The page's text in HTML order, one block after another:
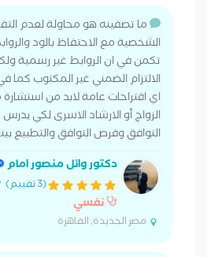
ما تصفينه هو محاولة لعدم
الشخصية مع الاحتفاظ بالود
تكمن في ان الروابط غير رسمية
الالتزام الضمني غير المكتوب
اي اقتراحات عامة لابد من
الزواج أو الارشاد الاسرى لكي
التوافق وفرص التوافق والتطبيع
دكتور وائل منصور امام
(3 تقييم)
نفسي
مصر الجديدة, القاهرة